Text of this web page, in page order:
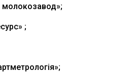
молокозавод»;
;